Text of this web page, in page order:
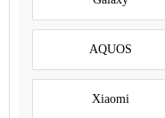
AQUOS
Xiaomi